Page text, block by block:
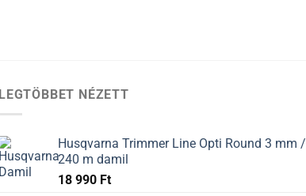
LEGTÖBBET NÉZETT
Husqvarna Trimmer Line Opti Round 3 mm /
240 m damil
18 990 Ft